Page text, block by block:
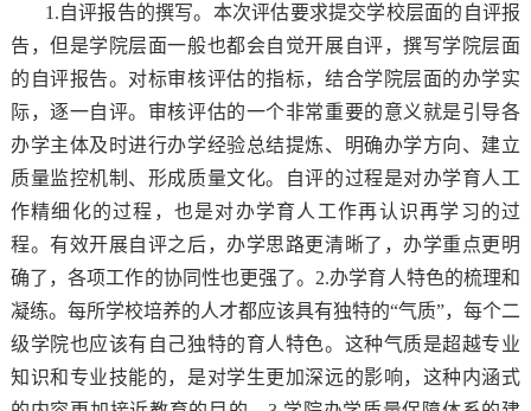
1.自评报告的撰写。本次评估要求提交学校层面的自评报
告，但是学院层面一般也都会自觉开展自评，撰写学院层面
的自评报告。对标审核评估的指标，结合学院层面的办学实
际，逐一自评。审核评估的一个非常重要的意义就是引导各
办学主体及时进行办学经验总结提炼、明确办学方向、建立
质量监控机制、形成质量文化。自评的过程是对办学育人工
作精细化的过程，也是对办学育人工作再认识再学习的过
程。有效开展自评之后，办学思路更清晰了，办学重点更明
确了，各项工作的协同性也更强了。2.办学育人特色的梳理和
凝练。每所学校培养的人才都应该具有独特的“气质”，每个二
级学院也应该有自己独特的育人特色。这种气质是超越专业
知识和专业技能的，是对学生更加深远的影响，这种内涵式